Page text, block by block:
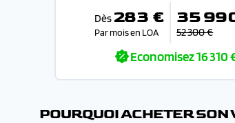
Dès 283 €
Par mois en LOA
35
52 300 €
Economisez16 310
POURQUOI ACHETER